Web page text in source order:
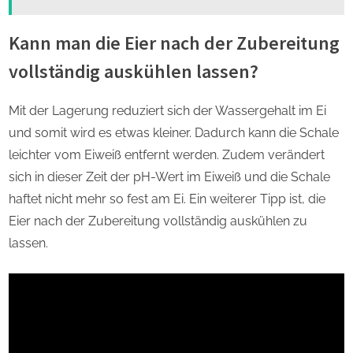
Kann man die Eier nach der Zubereitung
vollständig auskühlen lassen?
Mit der Lagerung reduziert sich der Wassergehalt im Ei
und somit wird es etwas kleiner. Dadurch kann die Schale
leichter vom Eiweiß entfernt werden. Zudem verändert
sich in dieser Zeit der pH-Wert im Eiweiß und die Schale
haftet nicht mehr so fest am Ei. Ein weiterer Tipp ist, die
Eier nach der Zubereitung vollständig auskühlen zu
lassen.